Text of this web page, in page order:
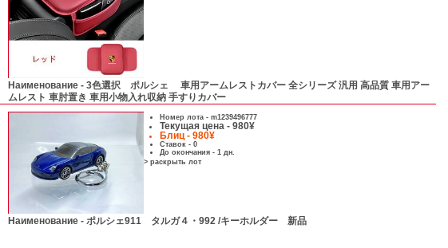
Наименование - 3色選択 ポルシェ 車用アームレストカバー 全シリーズ 汎用 高品質 車用アー
ムレスト 車肘置き 車用小物入れ収納 手すりカバー
Номер лота - m1239496777
Текущая цена - 980¥
Блиц - 980¥
Ставок - 0
До окончания - 1 дн.
> раскрыть лот
Наименование - ポルシェ911 タルガ４・992 /キーホルダー 新品